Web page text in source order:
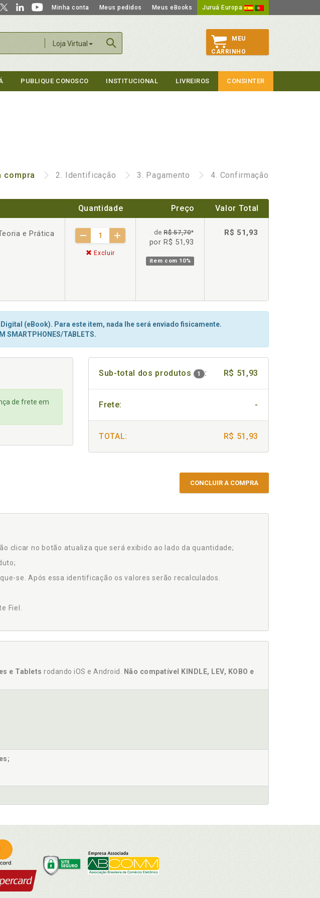
Minha conta Meus pedidos Meus eBooks Juruá Europa
Loja Virtual
MEU
CARRINHO
PUBLIQUE CONOSCO INSTITUCIONAL LIVREIROS CONSINTER
compra 2. Identificação 3. Pagamento 4. Confirmação
Quantidade Preço Valor Total
e Prática
Excluir
deR$ 57,70*
por R$ 51,93
item com 10%
R$ 51,93
(eBook). Para este item, nada lhe será enviado fisicamente.
SMARTPHONES/TABLETS.
de frete em
Sub-total dos produtos 1 : R$ 51,93
Frete: -
TOTAL: R$ 51,93
CONCLUIR A COMPRA
clicar no botão atualiza que será exibido ao lado da quantidade;
se. Após essa identificação os valores serão recalculados.
Fiel.
e Tablets rodando iOS e Android.
Não compatível KINDLE, LEV, KOBO e